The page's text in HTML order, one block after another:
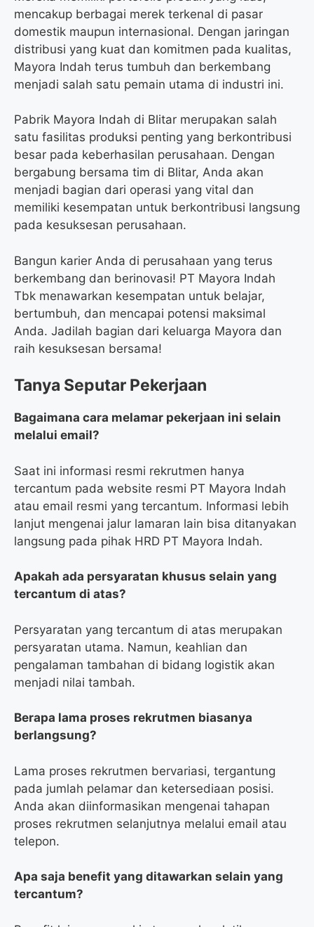
mencakup berbagai merek terkenal di pasar
domestik maupun internasional. Dengan jaringan
distribusi yang kuat dan komitmen pada kualitas,
Mayora Indah terus tumbuh dan berkembang
menjadi salah satu pemain utama di industri ini.
Pabrik Mayora Indah di Blitar merupakan salah
satu fasilitas produksi penting yang berkontribusi
besar pada keberhasilan perusahaan. Dengan
bergabung bersama tim di Blitar, Anda akan
menjadi bagian dari operasi yang vital dan
memiliki kesempatan untuk berkontribusi langsung
pada kesuksesan perusahaan.
Bangun karier Anda di perusahaan yang terus
berkembang dan berinovasi! PT Mayora Indah
Tbk menawarkan kesempatan untuk belajar,
bertumbuh, dan mencapai potensi maksimal
Anda. Jadilah bagian dari keluarga Mayora dan
raih kesuksesan bersama!
Tanya Seputar Pekerjaan
Bagaimana cara melamar pekerjaan ini selain
melalui email?
Saat ini informasi resmi rekrutmen hanya
tercantum pada website resmi PT Mayora Indah
atau email resmi yang tercantum. Informasi lebih
lanjut mengenai jalur lamaran lain bisa ditanyakan
langsung pada pihak HRD PT Mayora Indah.
Apakah ada persyaratan khusus selain yang
tercantum di atas?
Persyaratan yang tercantum di atas merupakan
persyaratan utama. Namun, keahlian dan
pengalaman tambahan di bidang logistik akan
menjadi nilai tambah.
Berapa lama proses rekrutmen biasanya
berlangsung?
Lama proses rekrutmen bervariasi, tergantung
pada jumlah pelamar dan ketersediaan posisi.
Anda akan diinformasikan mengenai tahapan
proses rekrutmen selanjutnya melalui email atau
telepon.
Apa saja benefit yang ditawarkan selain yang
tercantum?